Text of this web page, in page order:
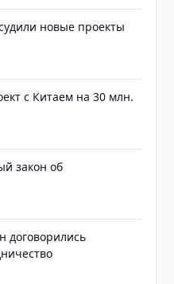
новые проекты
с Китаем на 30 млн.
закон об
договорились